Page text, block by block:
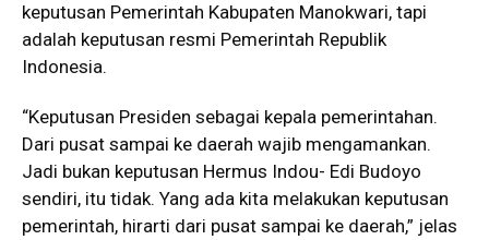
keputusan Pemerintah Kabupaten Manokwari, tapi
adalah keputusan resmi Pemerintah Republik
Indonesia.
“Keputusan Presiden sebagai kepala pemerintahan.
Dari pusat sampai ke daerah wajib mengamankan.
Jadi bukan keputusan Hermus Indou- Edi Budoyo
sendiri, itu tidak. Yang ada kita melakukan keputusan
pemerintah, hirarti dari pusat sampai ke daerah,” jelas